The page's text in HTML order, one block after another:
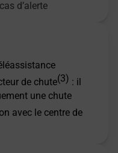
d’alerte
de chute(3) : il
une chute
avec le centre de